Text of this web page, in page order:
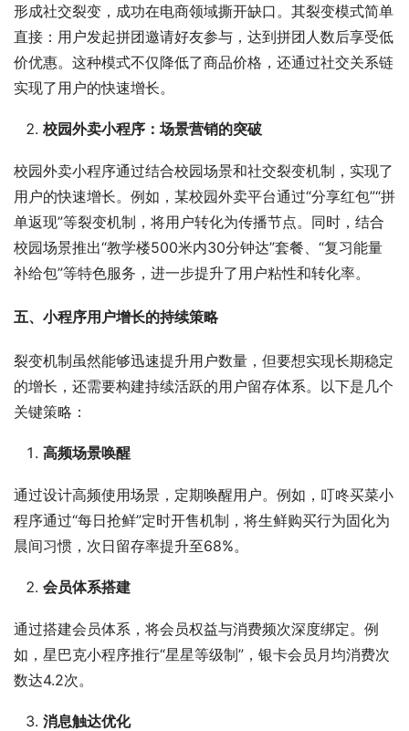
形成社交裂变，成功在电商领域撕开缺口。其裂变模式简单
直接：用户发起拼团邀请好友参与，达到拼团人数后享受低
价优惠。这种模式不仅降低了商品价格，还通过社交关系链
实现了用户的快速增长。
校园外卖小程序：场景营销的突破
校园外卖小程序通过结合校园场景和社交裂变机制，实现了
用户的快速增长。例如，某校园外卖平台通过“分享红包”“拼
单返现”等裂变机制，将用户转化为传播节点。同时，结合
校园场景推出“教学楼500米内30分钟达”套餐、“复习能量
补给包”等特色服务，进一步提升了用户粘性和转化率。
五、小程序用户增长的持续策略
裂变机制虽然能够迅速提升用户数量，但要想实现长期稳定
的增长，还需要构建持续活跃的用户留存体系。以下是几个
关键策略：
高频场景唤醒
通过设计高频使用场景，定期唤醒用户。例如，叮咚买菜小
程序通过“每日抢鲜”定时开售机制，将生鲜购买行为固化为
晨间习惯，次日留存率提升至68%。
会员体系搭建
通过搭建会员体系，将会员权益与消费频次深度绑定。例
如，星巴克小程序推行“星星等级制”，银卡会员月均消费次
数达4.2次。
消息触达优化